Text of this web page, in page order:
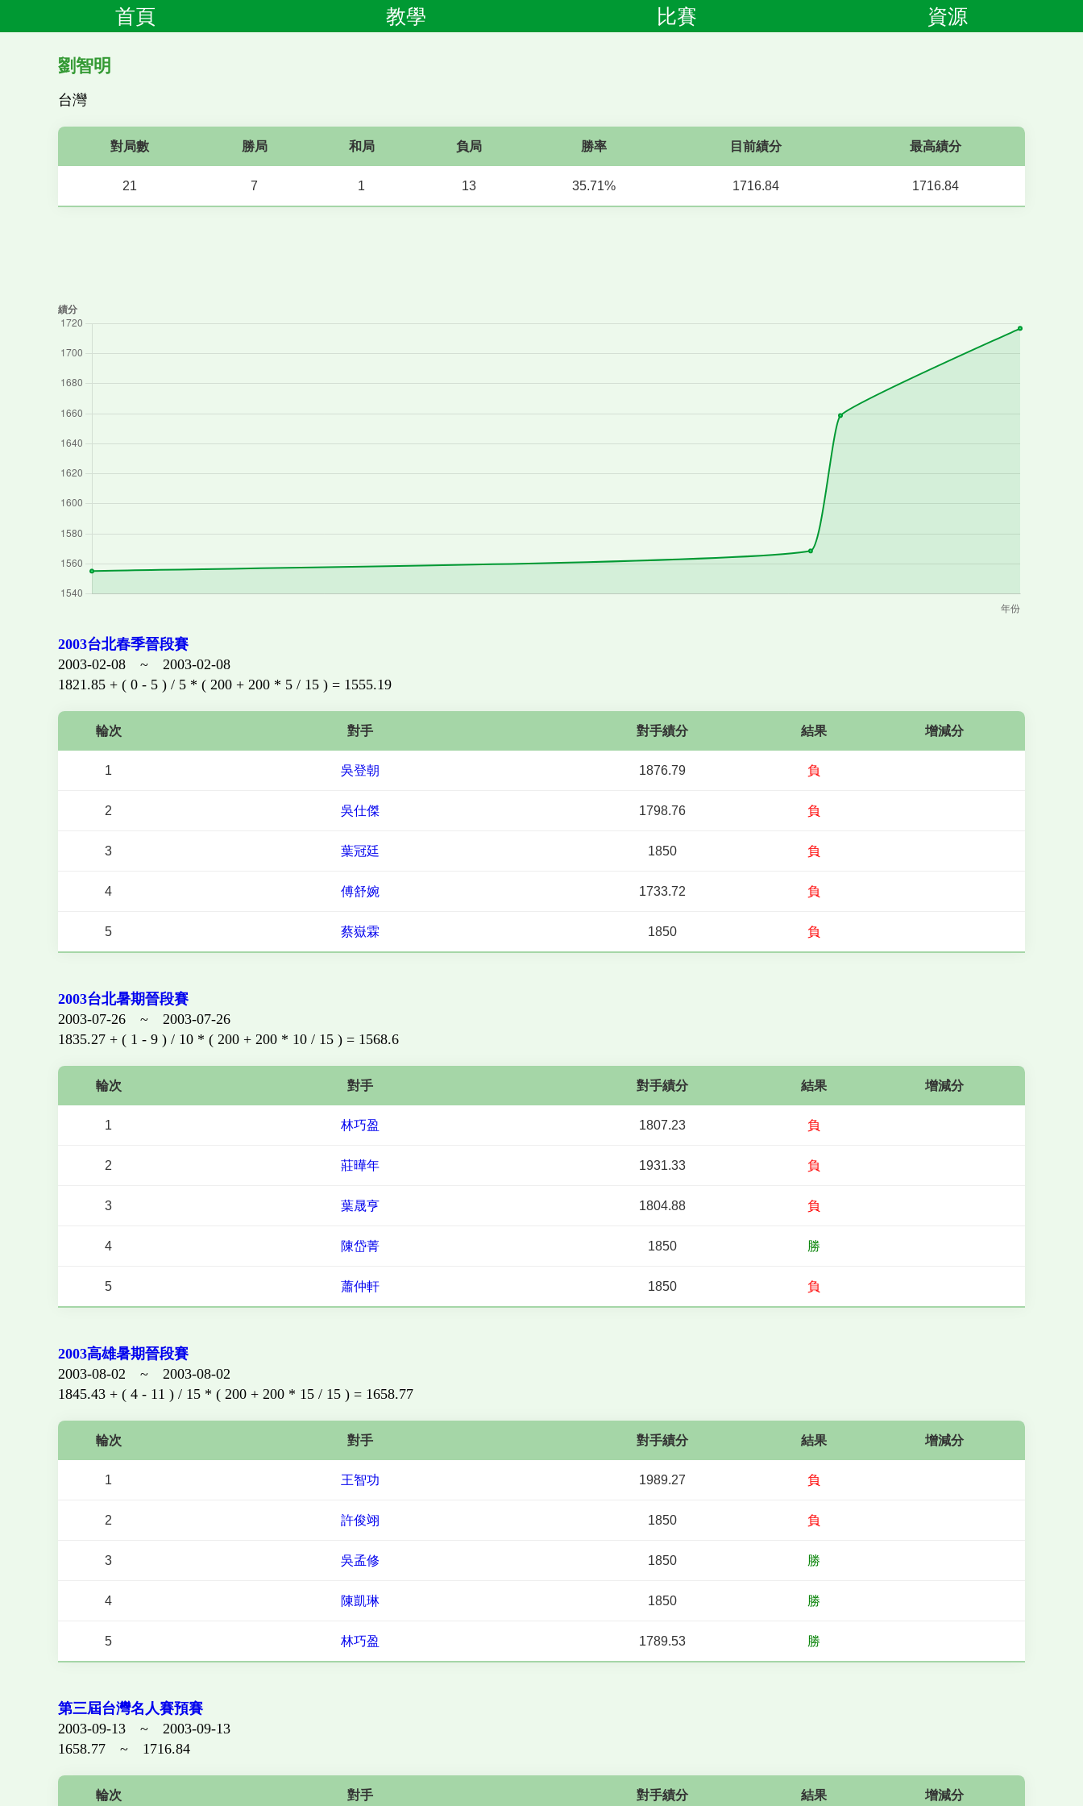
首頁 教學 比賽 資源
劉智明
台灣
對局數 勝局 和局 負局 勝率 目前績分 最高績分
21 7 1 13 35.71% 1716.84 1716.84
2003台北春季晉段賽
2003-02-08 ~ 2003-02-08
1821.85 + ( 0 - 5 ) / 5 * ( 200 + 200 * 5 / 15 ) = 1555.19
輪次 對手 對手績分 結果 增減分
1 吳登朝 1876.79 負
2 吳仕傑 1798.76 負
3 葉冠廷 1850 負
4 傅舒婉 1733.72 負
5 蔡嶽霖 1850 負
2003台北暑期晉段賽
2003-07-26 ~ 2003-07-26
1835.27 + ( 1 - 9 ) / 10 * ( 200 + 200 * 10 / 15 ) = 1568.6
輪次 對手 對手績分 結果 增減分
1 林巧盈 1807.23 負
2 莊曄年 1931.33 負
3 葉晟亨 1804.88 負
4 陳岱菁 1850 勝
5 蕭仲軒 1850 負
2003高雄暑期晉段賽
2003-08-02 ~ 2003-08-02
1845.43 + ( 4 - 11 ) / 15 * ( 200 + 200 * 15 / 15 ) = 1658.77
輪次 對手 對手績分 結果 增減分
1 王智功 1989.27 負
2 許俊翊 1850 負
3 吳孟修 1850 勝
4 陳凱琳 1850 勝
5 林巧盈 1789.53 勝
第三屆台灣名人賽預賽
2003-09-13 ~ 2003-09-13
1658.77 ~ 1716.84
輪次 對手 對手績分 結果 增減分